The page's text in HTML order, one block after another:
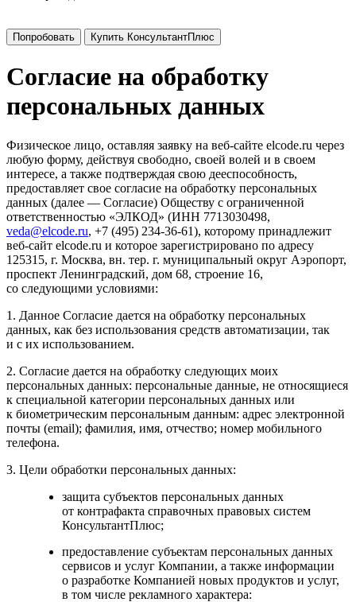
Попробовать Купить КонсультантПлюс
Согласие на обработку
персональных данных
Физическое лицо, оставляя заявку на веб-сайте elcode.ru через
любую форму, действуя свободно, своей волей и в своем
интересе, а также подтверждая свою дееспособность,
предоставляет свое согласие на обработку персональных
данных (далее — Согласие) Обществу с ограниченной
ответственностью «ЭЛКОД» (ИНН 7713030498,
veda@elcode.ru, +7 (495) 234-36-61), которому принадлежит
веб-сайт elcode.ru и которое зарегистрировано по адресу
125315, г. Москва, вн. тер. г. муниципальный округ Аэропорт,
проспект Ленинградский, дом 68, строение 16,
со следующими условиями:
1. Данное Согласие дается на обработку персональных
данных, как без использования средств автоматизации, так
и с их использованием.
2. Согласие дается на обработку следующих моих
персональных данных: персональные данные, не относящиеся
к специальной категории персональных данных или
к биометрическим персональным данным: адрес электронной
почты (email); фамилия, имя, отчество; номер мобильного
телефона.
3. Цели обработки персональных данных:
защита субъектов персональных данных
от контрафакта справочных правовых систем
КонсультантПлюс;
предоставление субъектам персональных данных
сервисов и услуг Компании, а также информации
о разработке Компанией новых продуктов и услуг,
в том числе рекламного характера: